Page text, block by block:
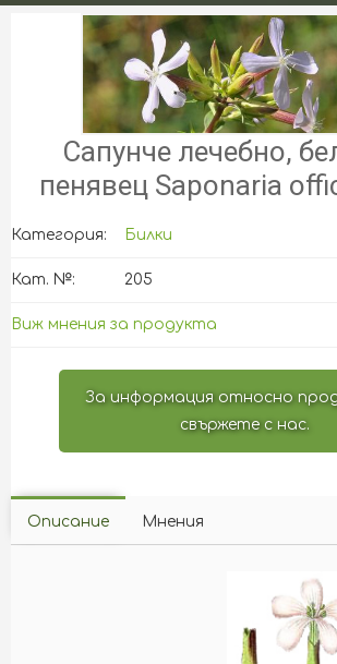
Сапунче лечебно,
пенявец Saponaria
Категория: Билки
Кат. №: 205
Виж мнения за продукта
За информация относно
свържете с нас.
Описание Мнения